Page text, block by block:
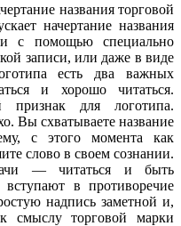
названия торговой
начертание названия
с помощью специально
записи, или даже в виде
есть два важных
и хорошо читаться.
для логотипа.
Вы схватываете название
с этого момента как
слово в своем сознании.
— читаться и быть
в противоречие
надпись заметной и,
смыслу торговой марки